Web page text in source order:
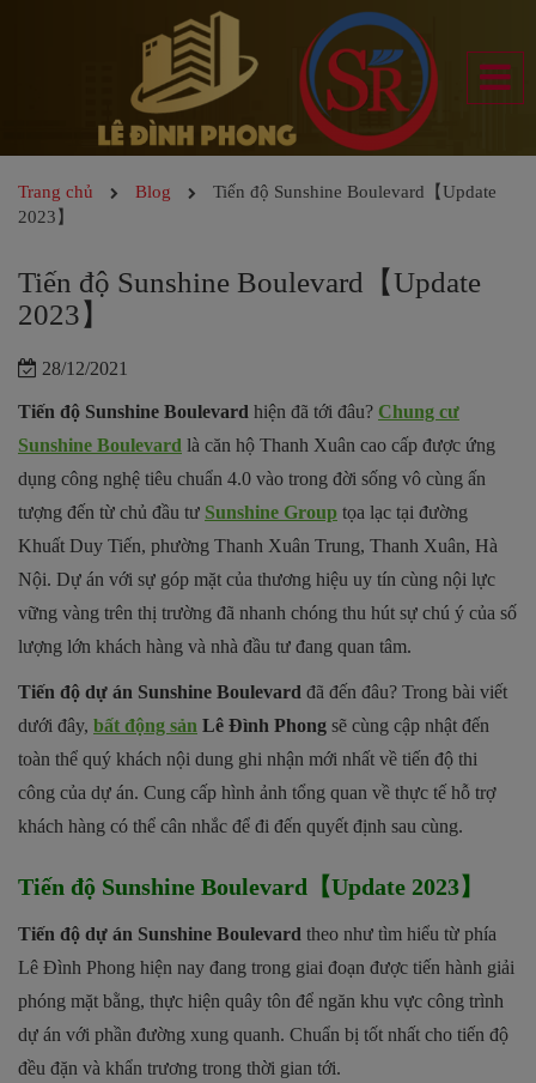
Trang chủ Blog
Tiến độ Sunshine Boulevard【Update
2023】
Tiến độ Sunshine Boulevard【Update
2023】
28/12/2021
Tiến độ Sunshine Boulevard hiện đã tới đâu? Chung cư
Sunshine Boulevard là căn hộ Thanh Xuân cao cấp được ứng
dụng công nghệ tiêu chuẩn 4.0 vào trong đời sống vô cùng ấn
tượng đến từ chủ đầu tư Sunshine Group tọa lạc tại đường
Khuất Duy Tiến, phường Thanh Xuân Trung, Thanh Xuân, Hà
Nội. Dự án với sự góp mặt của thương hiệu uy tín cùng nội lực
vững vàng trên thị trường đã nhanh chóng thu hút sự chú ý của số
lượng lớn khách hàng và nhà đầu tư đang quan tâm.
Tiến độ dự án Sunshine Boulevard đã đến đâu? Trong bài viết
dưới đây, bất động sản Lê Đình Phong sẽ cùng cập nhật đến
toàn thể quý khách nội dung ghi nhận mới nhất về tiến độ thi
công của dự án. Cung cấp hình ảnh tổng quan về thực tế hỗ trợ
khách hàng có thể cân nhắc để đi đến quyết định sau cùng.
Tiến độ Sunshine Boulevard【Update 2023】
Tiến độ dự án Sunshine Boulevard theo như tìm hiểu từ phía
Lê Đình Phong hiện nay đang trong giai đoạn được tiến hành giải
phóng mặt bằng, thực hiện quây tôn để ngăn khu vực công trình
dự án với phần đường xung quanh. Chuẩn bị tốt nhất cho tiến độ
đều đặn và khẩn trương trong thời gian tới.